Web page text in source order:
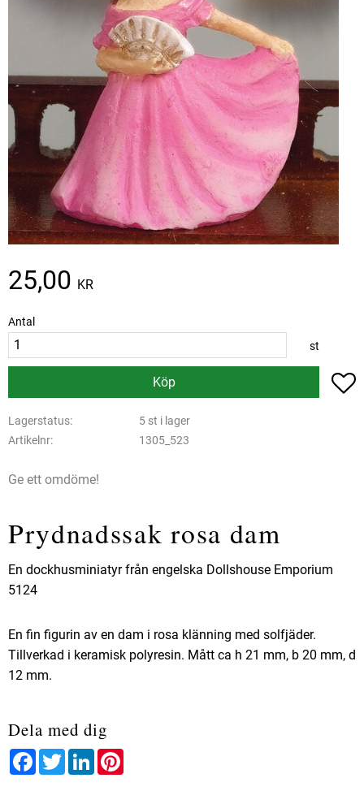
25,00 KR
Antal
st
Köp
Lagerstatus
5 st i lager
Artikelnr
1305_523
Ge ett omdöme!
Prydnadssak rosa dam
En dockhusminiatyr från engelska Dollshouse Emporium
5124
En fin figurin av en dam i rosa klänning med solfjäder.
Tillverkad i keramisk polyresin. Mått ca h 21 mm, b 20 mm, d
12 mm.
Dela med dig
FacebookTwitterLinkedIn